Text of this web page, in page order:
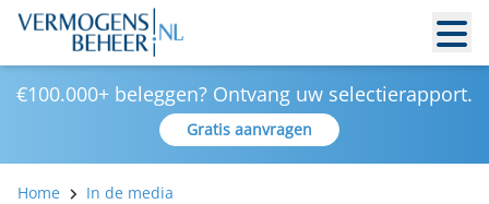
€100.000+ beleggen? Ontvang uw selectierapport.
Gratis aanvragen
Home
In de media